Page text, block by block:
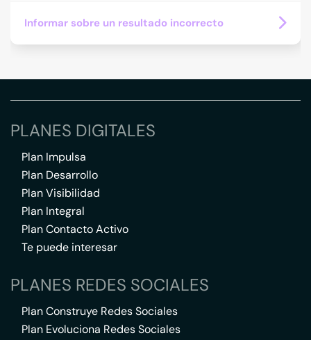
Informar sobre un resultado incorrecto
PLANES DIGITALES
Plan Impulsa
Plan Desarrollo
Plan Visibilidad
Plan Integral
Plan Contacto Activo
Te puede interesar
PLANES REDES SOCIALES
Plan Construye Redes Sociales
Plan Evoluciona Redes Sociales